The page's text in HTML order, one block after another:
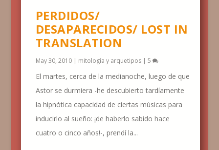
PERDIDOS/
DESAPARECIDOS/ LOST IN
TRANSLATION
May 30, 2010| mitología y arquetipos| 5
El martes, cerca de la medianoche, luego de que
Astor se durmiera -he descubierto tardíamente
la hipnótica capacidad de ciertas músicas para
inducirlo al sueño: ¡de haberlo sabido hace
cuatro o cinco años!-, prendí la...